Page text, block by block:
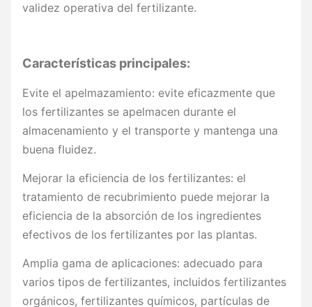
validez operativa del fertilizante.
Características principales:
Evite el apelmazamiento: evite eficazmente que
los fertilizantes se apelmacen durante el
almacenamiento y el transporte y mantenga una
buena fluidez.
Mejorar la eficiencia de los fertilizantes: el
tratamiento de recubrimiento puede mejorar la
eficiencia de la absorción de los ingredientes
efectivos de los fertilizantes por las plantas.
Amplia gama de aplicaciones: adecuado para
varios tipos de fertilizantes, incluidos fertilizantes
orgánicos, fertilizantes químicos, partículas de